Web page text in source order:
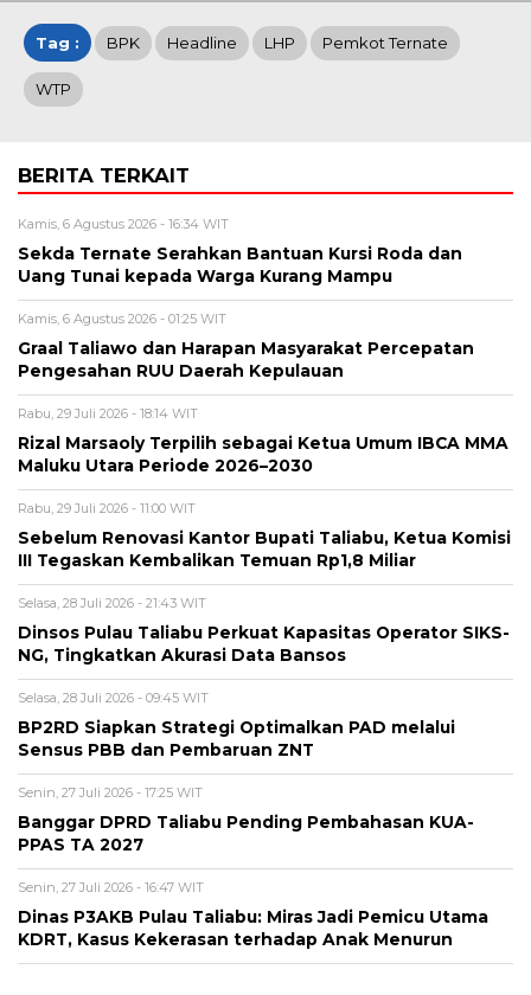
Tag : BPK Headline LHP Pemkot Ternate
WTP
BERITA TERKAIT
Kamis, 6 Agustus 2026 - 16:34 WIT
Sekda Ternate Serahkan Bantuan Kursi Roda dan
Uang Tunai kepada Warga Kurang Mampu
Kamis, 6 Agustus 2026 - 01:25 WIT
Graal Taliawo dan Harapan Masyarakat Percepatan
Pengesahan RUU Daerah Kepulauan
Rabu, 29 Juli 2026 - 18:14 WIT
Rizal Marsaoly Terpilih sebagai Ketua Umum IBCA MMA
Maluku Utara Periode 2026–2030
Rabu, 29 Juli 2026 - 11:00 WIT
Sebelum Renovasi Kantor Bupati Taliabu, Ketua Komisi
III Tegaskan Kembalikan Temuan Rp1,8 Miliar
Selasa, 28 Juli 2026 - 21:43 WIT
Dinsos Pulau Taliabu Perkuat Kapasitas Operator SIKS-
NG, Tingkatkan Akurasi Data Bansos
Selasa, 28 Juli 2026 - 09:45 WIT
BP2RD Siapkan Strategi Optimalkan PAD melalui
Sensus PBB dan Pembaruan ZNT
Senin, 27 Juli 2026 - 17:25 WIT
Banggar DPRD Taliabu Pending Pembahasan KUA-
PPAS TA 2027
Senin, 27 Juli 2026 - 16:47 WIT
Dinas P3AKB Pulau Taliabu: Miras Jadi Pemicu Utama
KDRT, Kasus Kekerasan terhadap Anak Menurun